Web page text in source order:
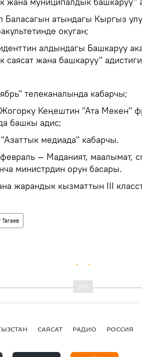
Баласагын атындагы Кыргыз
окуган;
алдындагы Башкаруу
саясат жана башкаруу"
телеканалында кабарчы;
Кеңештин "Ата Мекен"
башкы адис;
медиада" кабарчы.
— Маданият, маалымат,
министрдин орун басары.
жарандык кызматтын III
САЯСАТ РАДИО РОССИЯ